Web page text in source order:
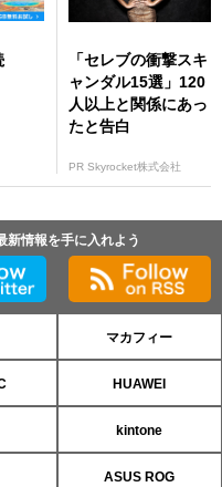
「セレブの衝撃スキ
ャンダル15選」120
人以上と関係にあっ
たと告白
PR Skyrocket株式会社
新情報を手に入れよう
マカフィー
HUAWEI
kintone
ASUS ROG